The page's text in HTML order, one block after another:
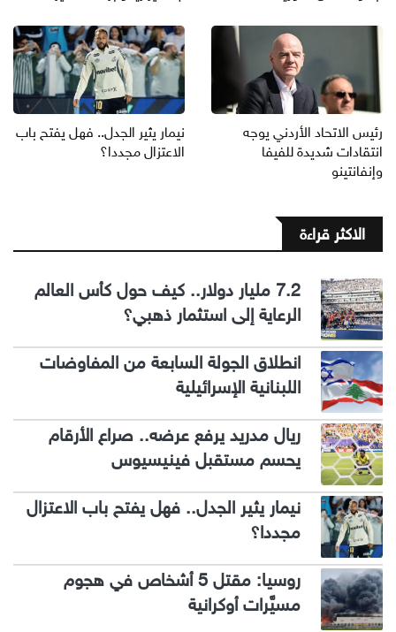
رئيس الاتحاد الأردني يوجه
انتقادات شديدة للفيفا
وإنفانتينو
نيمار يثير الجدل.. فهل يفتح باب
الاعتزال مجددا؟
الاكثر قراءة
7.2 مليار دولار.. كيف حول كأس العالم
الرعاية إلى استثمار ذهبي؟
انطلاق الجولة السابعة من المفاوضات
اللبنانية الإسرائيلية
ريال مدريد يرفع عرضه.. صراع الأرقام
يحسم مستقبل فينيسيوس
نيمار يثير الجدل.. فهل يفتح باب الاعتزال
مجددا؟
روسيا: مقتل 5 أشخاص في هجوم
مسيَّرات أوكرانية